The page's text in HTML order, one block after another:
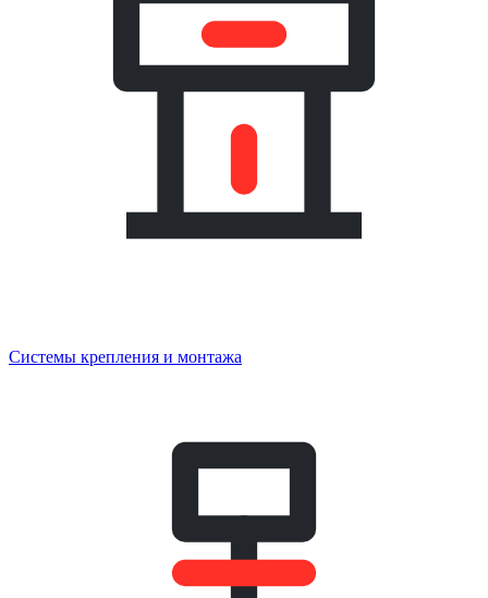
Системы крепления и монтажа